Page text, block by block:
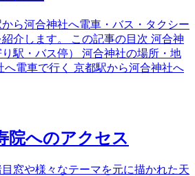
ら河合神社へ電車・バス・タクシー
介します。 この記事の目次 河合神
駅・バス停） 河合神社の場所・地
へ電車で行く 京都駅から河合神社へ
院へのアクセス
窓や様々なテーマを元に描かれた天